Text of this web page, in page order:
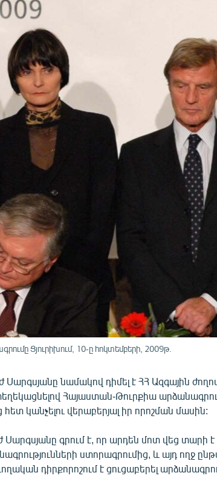
Ցյուրիխում, 10-ը հոկտեմբերի, 2009թ.
նամակով դիմել է ՀՀ Ազգային
Հայաստան-Թուրքիա
կանչելու վերաբերյալ իր որոշման մասին:
գրում է, որ արդեն մոտ վեց տարի
ստորագրումից, և այդ ողջ
դիրքորոշում է ցուցաբերել